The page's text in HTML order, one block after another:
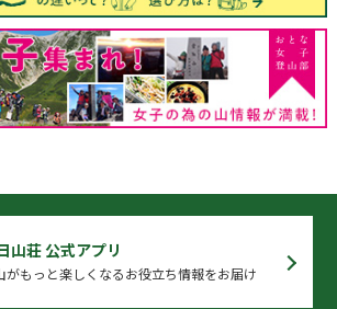
山荘 公式アプリ
がもっと楽しくなるお役立ち情報をお届け